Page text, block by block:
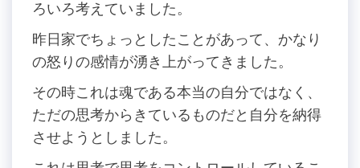
ろいろ考えていました。
昨日家でちょっとしたことがあって、かなり
の怒りの感情が湧き上がってきました。
その時これは魂である本当の自分ではなく、
ただの思考からきているものだと自分を納得
させようとしました。